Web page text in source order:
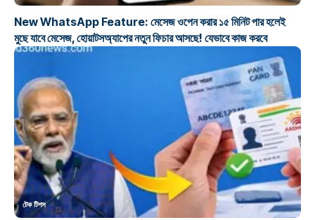
New WhatsApp Feature: মেসেজ ওপেন করার ১৫ মিনিট পার হলেই
মুছে যাবে মেসেজ, হোয়াটসঅ্যাপের নতুন ফিচার আসছে! যেভাবে কাজ করবে
টেক টিপস